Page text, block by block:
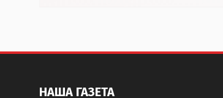
НАША ГАЗЕТА